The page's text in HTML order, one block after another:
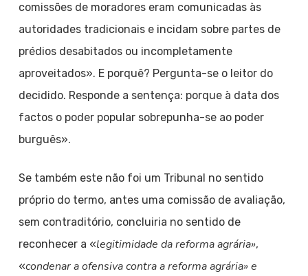
comissões de moradores eram comunicadas às
autoridades tradicionais e incidam sobre partes de
prédios desabitados ou incompletamente
aproveitados». E porquê? Pergunta-se o leitor do
decidido. Responde a sentença: porque à data dos
factos o poder popular sobrepunha-se ao poder
burguês».
Se também este não foi um Tribunal no sentido
próprio do termo, antes uma comissão de avaliação,
sem contraditório, concluiria no sentido de
reconhecer a «legitimidade da reforma agrária»,
«condenar a ofensiva contra a reforma agrária» e